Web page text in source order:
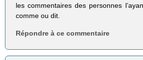
les commentaires des personnes
comme ou dit.
Répondre à ce commentaire